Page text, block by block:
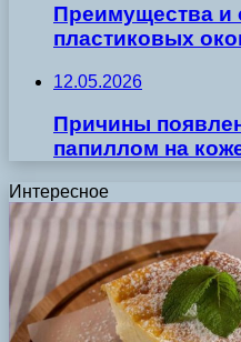
Преимущества и
пластиковых
12.05.2026
Причины
папиллом на
Интересное